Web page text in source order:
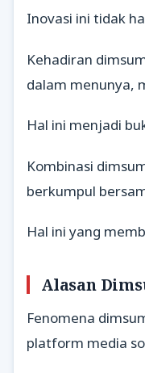
Inovasi ini tidak
Kehadiran
dalam menunya,
Hal ini menjadi
Kombinasi
berkumpul
Hal ini yang
Alasan
Fenomena
platform media